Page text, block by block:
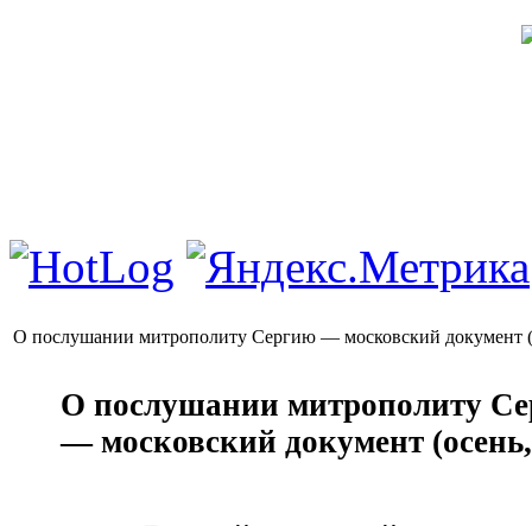
О послушании митрополиту Сергию — московский документ
О послушании митрополиту
— московский документ (осень,